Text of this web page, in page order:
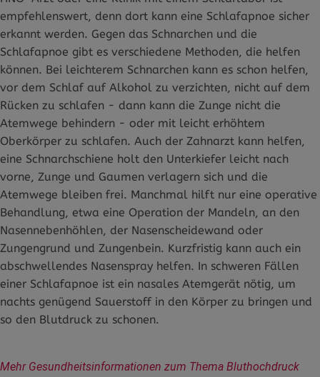
empfehlenswert, denn dort kann eine Schlafapnoe sicher
erkannt werden. Gegen das Schnarchen und die
Schlafapnoe gibt es verschiedene Methoden, die helfen
können. Bei leichterem Schnarchen kann es schon helfen,
vor dem Schlaf auf Alkohol zu verzichten, nicht auf dem
Rücken zu schlafen - dann kann die Zunge nicht die
Atemwege behindern - oder mit leicht erhöhtem
Oberkörper zu schlafen. Auch der Zahnarzt kann helfen,
eine Schnarchschiene holt den Unterkiefer leicht nach
vorne, Zunge und Gaumen verlagern sich und die
Atemwege bleiben frei. Manchmal hilft nur eine operative
Behandlung, etwa eine Operation der Mandeln, an den
Nasennebenhöhlen, der Nasenscheidewand oder
Zungengrund und Zungenbein. Kurzfristig kann auch ein
abschwellendes Nasenspray helfen. In schweren Fällen
einer Schlafapnoe ist ein nasales Atemgerät nötig, um
nachts genügend Sauerstoff in den Körper zu bringen und
so den Blutdruck zu schonen.
Mehr Gesundheitsinformationen zum Thema Bluthochdruck